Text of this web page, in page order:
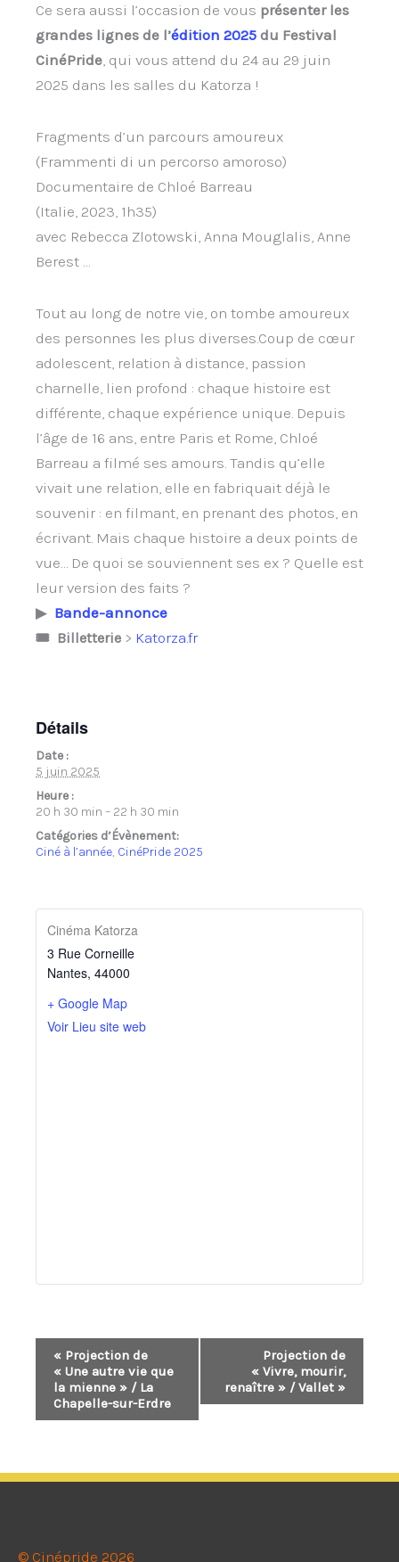
Ce sera aussi l’occasion de vous présenter les
grandes lignes de l’édition 2025 du Festival
CinéPride, qui vous attend du 24 au 29 juin
2025 dans les salles du Katorza !
Fragments d’un parcours amoureux
(Frammenti di un percorso amoroso)
Documentaire de Chloé Barreau
(Italie, 2023, 1h35)
avec Rebecca Zlotowski, Anna Mouglalis, Anne
Berest …
Tout au long de notre vie, on tombe amoureux
des personnes les plus diverses.Coup de cœur
adolescent, relation à distance, passion
charnelle, lien profond : chaque histoire est
différente, chaque expérience unique. Depuis
l’âge de 16 ans, entre Paris et Rome, Chloé
Barreau a filmé ses amours. Tandis qu’elle
vivait une relation, elle en fabriquait déjà le
souvenir : en filmant, en prenant des photos, en
écrivant. Mais chaque histoire a deux points de
vue… De quoi se souviennent ses ex ? Quelle est
leur version des faits ?
▶ Bande-annonce
🎟 Billetterie > Katorza.fr
Détails
Date :
5 juin 2025
Heure :
20 h 30 min – 22 h 30 min
Catégories d’Évènement:
Ciné à l’année, CinéPride 2025
Cinéma Katorza
3 Rue Corneille
Nantes, 44000
+ Google Map
Voir Lieu site web
Navigation
Évènement
« Projection de
« Une autre vie que
la mienne » / La
Chapelle-sur-Erdre
Projection de
« Vivre, mourir,
renaître » / Vallet »
© Cinépride 2026